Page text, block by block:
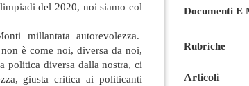
del 2020, noi siamo col
millantata autorevolezza.
è come noi, diversa da noi,
politica diversa dalla nostra, ci
giusta critica ai politicanti
Documenti E
Rubriche
Articoli